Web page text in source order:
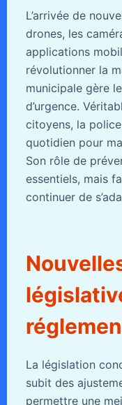
L’arrivée de
drones, les
applications
révolutionner la
municipale gère
d’urgence.
citoyens, la
quotidien pour
Son rôle de
essentiels, mais
continuer de
La législation
subit des
permettre une